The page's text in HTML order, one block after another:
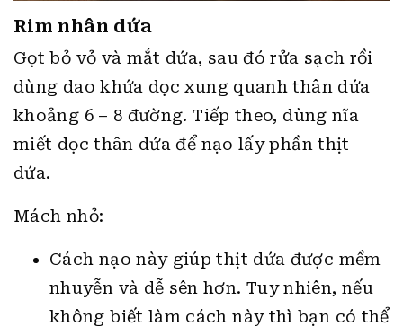
Rim nhân dứa
Gọt bỏ vỏ và mắt dứa, sau đó rửa sạch rồi
dùng dao khứa dọc xung quanh thân dứa
khoảng 6 – 8 đường. Tiếp theo, dùng nĩa
miết dọc thân dứa để nạo lấy phần thịt
dứa.
Mách nhỏ:
Cách nạo này giúp thịt dứa được mềm
nhuyễn và dễ sên hơn. Tuy nhiên, nếu
không biết làm cách này thì bạn có thể